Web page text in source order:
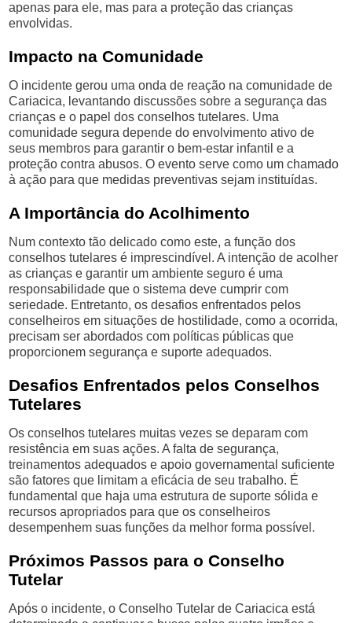
apenas para ele, mas para a proteção das crianças
envolvidas.
Impacto na Comunidade
O incidente gerou uma onda de reação na comunidade de
Cariacica, levantando discussões sobre a segurança das
crianças e o papel dos conselhos tutelares. Uma
comunidade segura depende do envolvimento ativo de
seus membros para garantir o bem-estar infantil e a
proteção contra abusos. O evento serve como um chamado
à ação para que medidas preventivas sejam instituídas.
A Importância do Acolhimento
Num contexto tão delicado como este, a função dos
conselhos tutelares é imprescindível. A intenção de acolher
as crianças e garantir um ambiente seguro é uma
responsabilidade que o sistema deve cumprir com
seriedade. Entretanto, os desafios enfrentados pelos
conselheiros em situações de hostilidade, como a ocorrida,
precisam ser abordados com políticas públicas que
proporcionem segurança e suporte adequados.
Desafios Enfrentados pelos Conselhos
Tutelares
Os conselhos tutelares muitas vezes se deparam com
resistência em suas ações. A falta de segurança,
treinamentos adequados e apoio governamental suficiente
são fatores que limitam a eficácia de seu trabalho. É
fundamental que haja uma estrutura de suporte sólida e
recursos apropriados para que os conselheiros
desempenhem suas funções da melhor forma possível.
Próximos Passos para o Conselho
Tutelar
Após o incidente, o Conselho Tutelar de Cariacica está